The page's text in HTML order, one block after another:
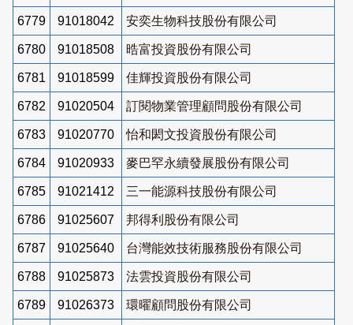
6779 91018042 安奕生物科技股份有限公司
6780 91018508 晧富投資股份有限公司
6781 91018599 佳輝投資股份有限公司
6782 91020504 訂閱物業管理顧問股份有限公司
6783 91020770 怡和閎文投資股份有限公司
6784 91020933 麥巴罕永續發展股份有限公司
6785 91021412 三一能源科技股份有限公司
6786 91025607 邦得利股份有限公司
6787 91025640 台灣能效技術服務股份有限公司
6788 91025873 法雲投資股份有限公司
6789 91026373 環曜顧問股份有限公司